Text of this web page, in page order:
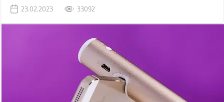
уважно придивитесь до дисплея, скоріше за все побачите
очищення.
23.02.2023 33092